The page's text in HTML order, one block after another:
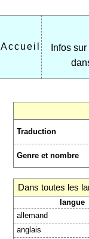
Accueil
Infos
Traduction
Genre et nombre
Dans toutes les
langue
allemand
anglais